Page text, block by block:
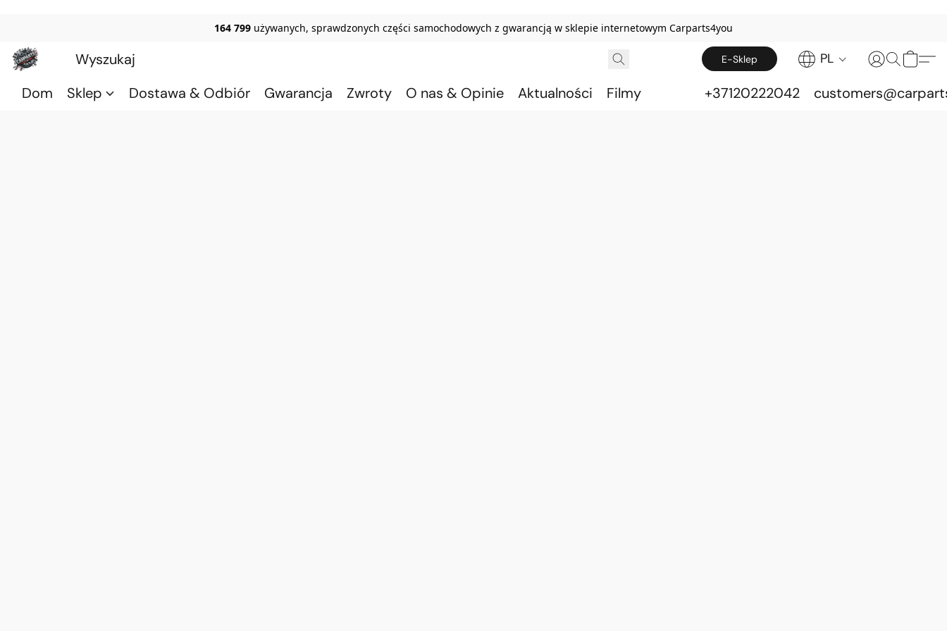
164 799 używanych, sprawdzonych części samochodowych z gwarancją w sklepie internetowym Carparts4you
E-Sklep PL
Dom Sklep Dostawa & Odbiór Gwarancja Zwroty O nas & Opinie Aktualności Filmy +37120222042